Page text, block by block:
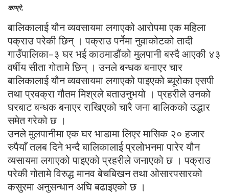
काभ्रे,
बालिकालाई यौन व्यवसायमा लगाएको आरोपमा एक महिला
पक्राउ परेकी छिन् । पक्राउ पर्नेमा नुवाकोटको तादी
गाउँपालिका–३ घर भई काठमाडौंको मुलपानी बस्दै आएकी ४३
वर्षीय सीता गोतामे छिन् । उनले बन्धक बनाएर चार
बालिकालाई यौन व्यवसायमा लगाएको पाइएको ब्यूरोका एसपी
तथा प्रवक्रा गौतम मिश्रले बताउनुभयो । प्रहरीले उनको
घरबाट बन्धक बनाएर राखिएको चारै जना बालिकको उद्धार
समेत गरेको छ ।
उनले मुलपानीमा एक घर भाडामा लिएर मासिक २० हजार
रुपैयाँ तलब दिने भन्दै बालिकालाई प्रलोभनमा पारेर यौन
व्यसायमा लगाएको पाइएको प्रहरीले जनाएको छ । पक्राउ
परेकी गोतामे विरुद्ध मानव बेचबिखन तथा ओसारपसारको
कसुरमा अनुसन्धान अघि बढाइएको छ ।